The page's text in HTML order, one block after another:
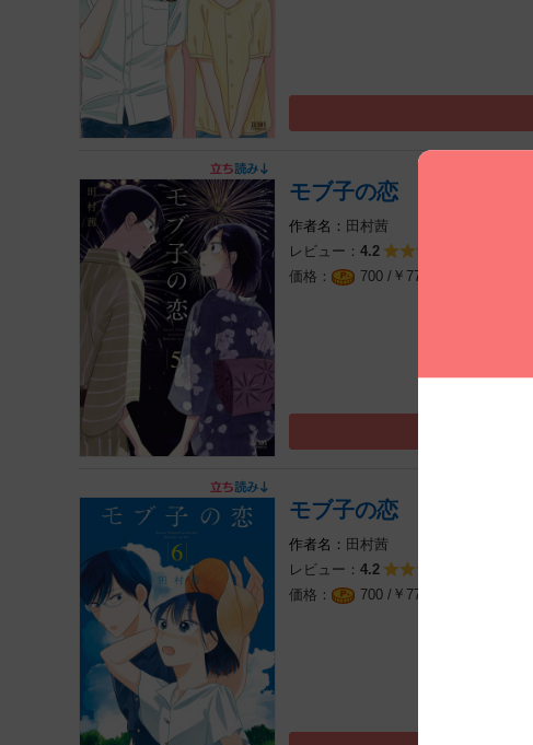
モブ子の恋 ５巻
田村茜
レビュー： 4.2
700 / ￥ 770
モブ子の恋 ６巻
田村茜
レビュー： 4.2
700 / ￥ 770